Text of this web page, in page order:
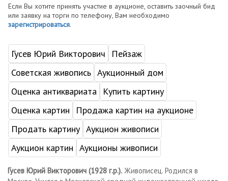
Если Вы хотите принять участие в аукционе, оставить заочный бид
или заявку на торги по телефону, Вам необходимо
зарегистрироваться.
Гусев Юрий Викторович
Пейзаж
Советская живопись Аукционный дом
Оценка антиквариата
Купить картину
Оценка картин
Продажа картин на аукционе
Продать картину Аукцион живописи
Аукцион картин Аукционы живописи
Гусев Юрий Викторович (1928 г.р.). Живописец. Родился в